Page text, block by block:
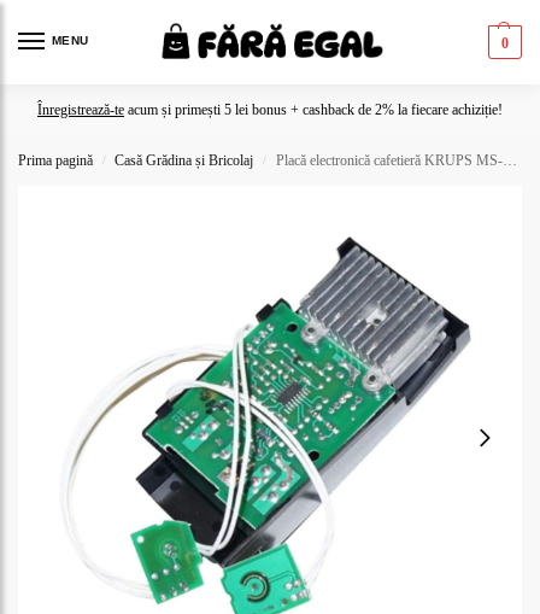
MENU 0
Înregistrează-te acum și primești 5 lei bonus + cashback de 2% la fiecare achiziție!
Prima pagină / Casă Grădina și Bricolaj / Placă electronică cafetieră KRUPS MS-0040688 | Espresso & Coffee Maker